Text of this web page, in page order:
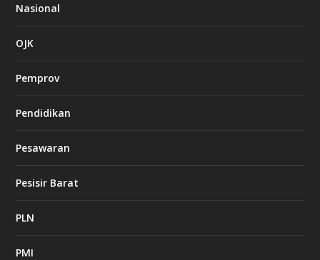
Nasional
OJK
Pemprov
Pendidikan
Pesawaran
Pesisir Barat
PLN
PMI